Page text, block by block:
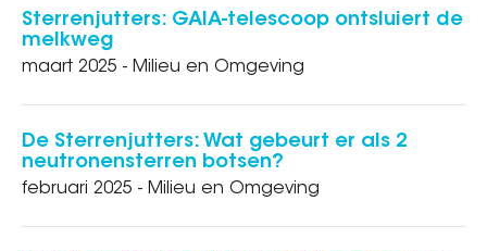
Sterrenjutters: GAIA-telescoop ontsluiert de
melkweg
maart 2025 - Milieu en Omgeving
De Sterrenjutters: Wat gebeurt er als 2
neutronensterren botsen?
februari 2025 - Milieu en Omgeving